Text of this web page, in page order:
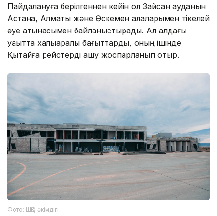
Пайдалануға берілгеннен кейін ол Зайсан ауданын
Астана, Алматы және Өскемен қалаларымен тікелей
әуе қатынасымен байланыстырады. Ал алдағы
уақытта халықаралық бағыттарды, оның ішінде
Қытайға рейстерді ашу жоспарланып отыр.
Фото: ШҚО әкімдігі